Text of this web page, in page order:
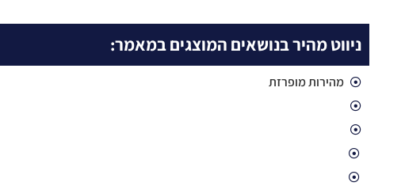
ניווט מהיר בנושאים המוצגים במאמר:
מהירות מופרזת